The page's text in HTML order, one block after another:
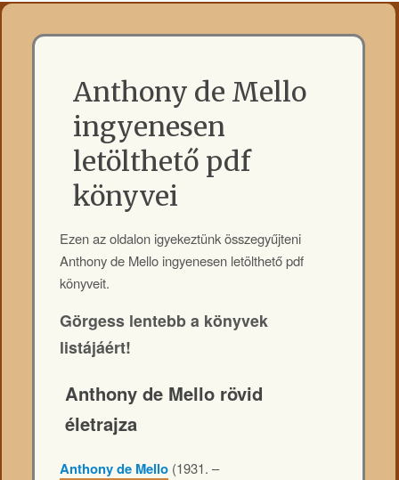
Anthony de Mello
ingyenesen
letölthető pdf
könyvei
Ezen az oldalon igyekeztünk összegyűjteni
Anthony de Mello ingyenesen letölthető pdf
könyveit.
Görgess lentebb a könyvek
listájáért!
Anthony de Mello rövid
életrajza
Anthony de Mello (1931. –